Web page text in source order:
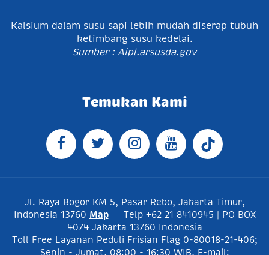
Kalsium dalam susu sapi lebih mudah diserap tubuh
ketimbang susu kedelai.
Sumber : Aipl.arsusda.gov
Temukan Kami
Jl. Raya Bogor KM 5, Pasar Rebo, Jakarta Timur,
Indonesia 13760 MapTelp +62 21 8410945 | PO BOX
4074 Jakarta 13760 Indonesia
Toll Free Layanan Peduli Frisian Flag 0-80018-21-406;
Senin - Jumat, 08:00 - 16:30 WIB, E-mail: